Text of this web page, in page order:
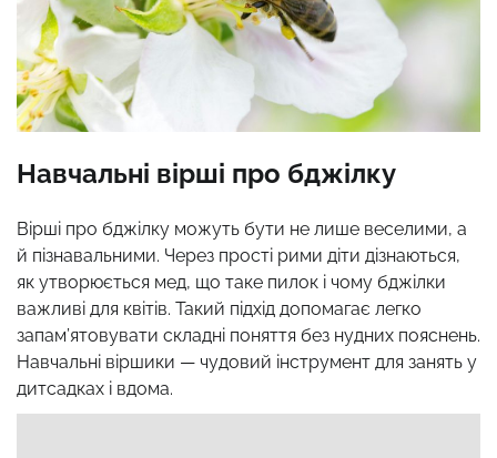
Навчальні вірші про бджілку
Вірші про бджілку можуть бути не лише веселими, а
й пізнавальними. Через прості рими діти дізнаються,
як утворюється мед, що таке пилок і чому бджілки
важливі для квітів. Такий підхід допомагає легко
запам’ятовувати складні поняття без нудних пояснень.
Навчальні віршики — чудовий інструмент для занять у
дитсадках і вдома.